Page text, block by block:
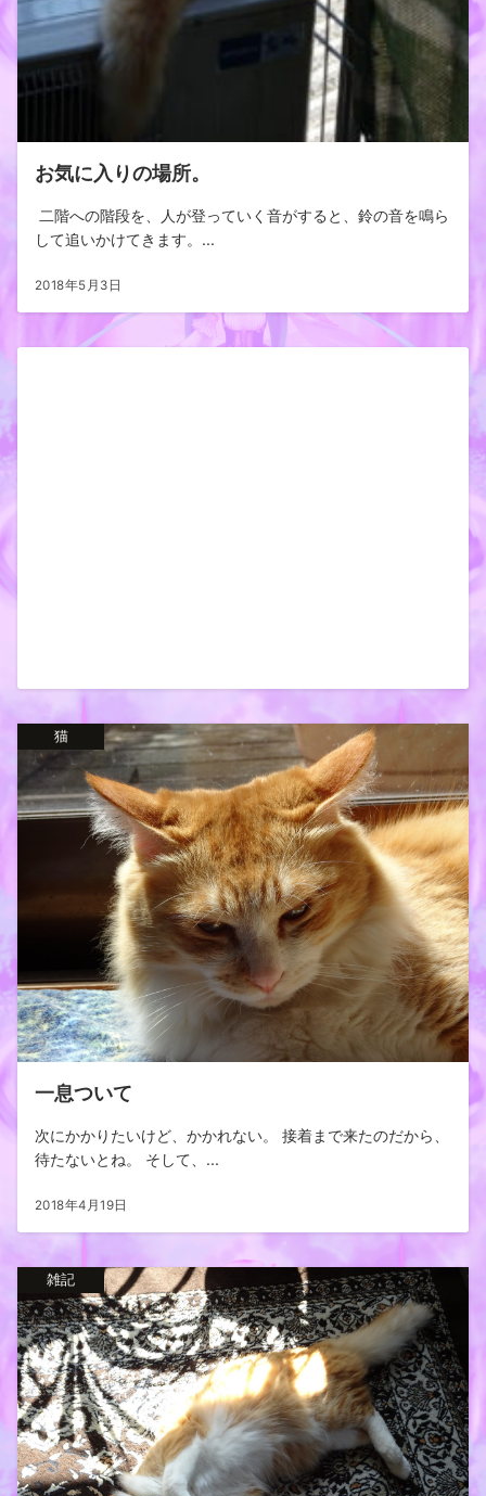
お気に入りの場所。
二階への階段を、人が登っていく音がすると、鈴の音を鳴ら
して追いかけてきます。...
2018年5月3日
猫
一息ついて
次にかかりたいけど、かかれない。 接着まで来たのだから、
待たないとね。 そして、...
2018年4月19日
雑記